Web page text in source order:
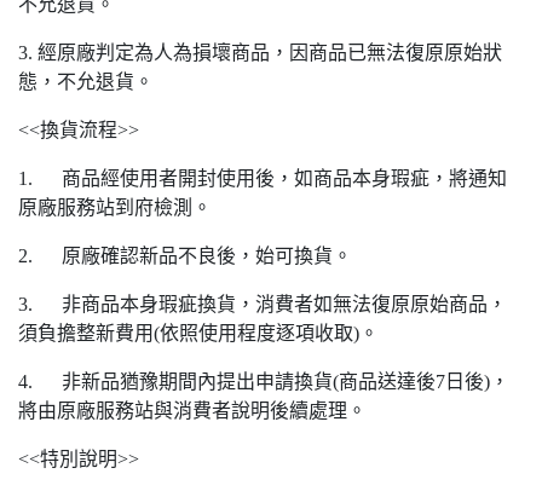
不允退貨。
3. 經原廠判定為人為損壞商品，因商品已無法復原原始狀
態，不允退貨。
<<換貨流程>>
1. 商品經使用者開封使用後，如商品本身瑕疵，將通知
原廠服務站到府檢測。
2. 原廠確認新品不良後，始可換貨。
3. 非商品本身瑕疵換貨，消費者如無法復原原始商品，
須負擔整新費用(依照使用程度逐項收取)。
4. 非新品猶豫期間內提出申請換貨(商品送達後7日後)，
將由原廠服務站與消費者說明後續處理。
<<特別說明>>